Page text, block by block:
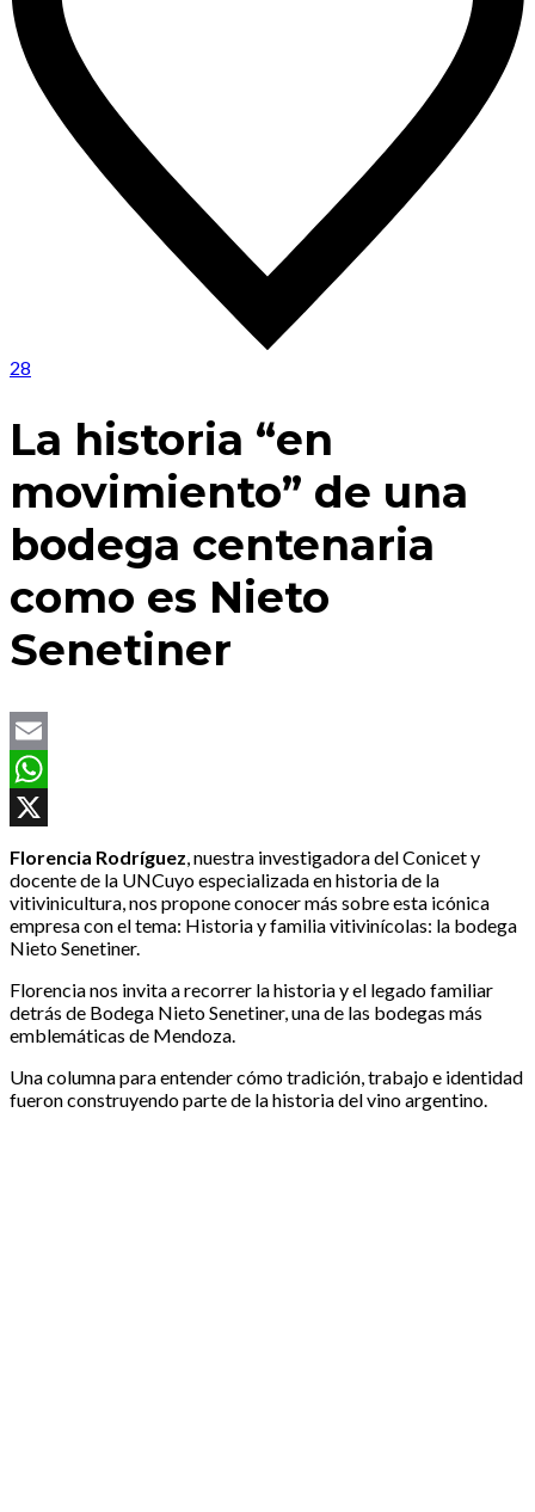
28
La historia “en
movimiento” de una
bodega centenaria
como es Nieto
Senetiner
Email
WhatsApp
Florencia Rodríguez, nuestra investigadora del Conicet y
docente de la UNCuyo especializada en historia de la
vitivinicultura, nos propone conocer más sobre esta icónica
empresa con el tema: Historia y familia vitivinícolas: la bodega
Nieto Senetiner.
Florencia nos invita a recorrer la historia y el legado familiar
detrás de Bodega Nieto Senetiner, una de las bodegas más
emblemáticas de Mendoza.
Una columna para entender cómo tradición, trabajo e identidad
fueron construyendo parte de la historia del vino argentino.